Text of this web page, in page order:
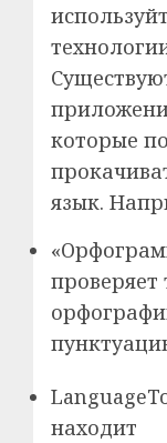
которые
язык.
проверяет
находит